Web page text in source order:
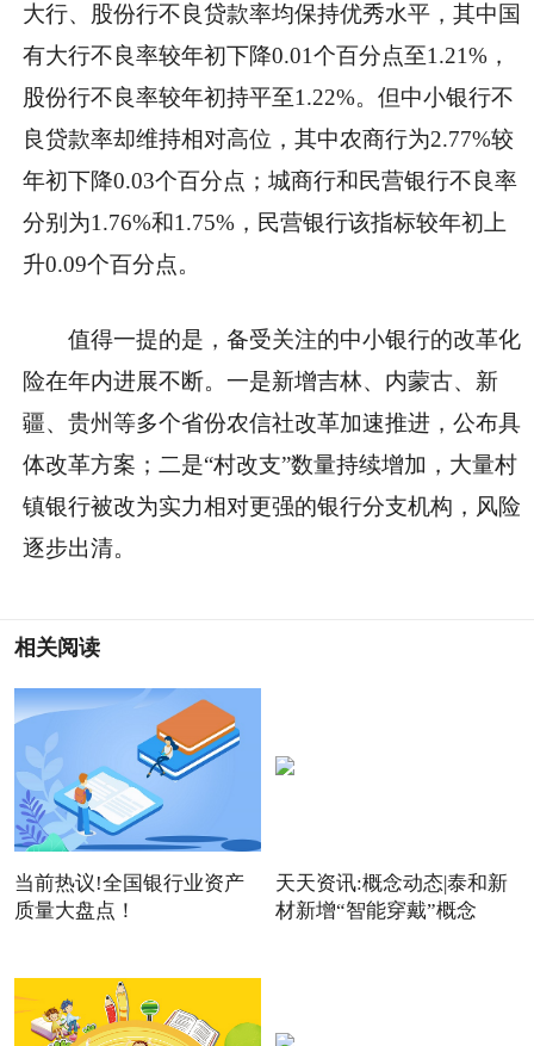
大行、股份行不良贷款率均保持优秀水平，其中国
有大行不良率较年初下降0.01个百分点至1.21%，
股份行不良率较年初持平至1.22%。但中小银行不
良贷款率却维持相对高位，其中农商行为2.77%较
年初下降0.03个百分点；城商行和民营银行不良率
分别为1.76%和1.75%，民营银行该指标较年初上
升0.09个百分点。
值得一提的是，备受关注的中小银行的改革化
险在年内进展不断。一是新增吉林、内蒙古、新
疆、贵州等多个省份农信社改革加速推进，公布具
体改革方案；二是“村改支”数量持续增加，大量村
镇银行被改为实力相对更强的银行分支机构，风险
逐步出清。
相关阅读
当前热议!全国银行业资产
质量大盘点！
天天资讯:概念动态|泰和新
材新增“智能穿戴”概念